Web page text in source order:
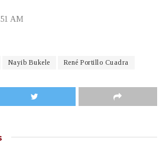
AM
Nayib Bukele René Portillo Cuadra